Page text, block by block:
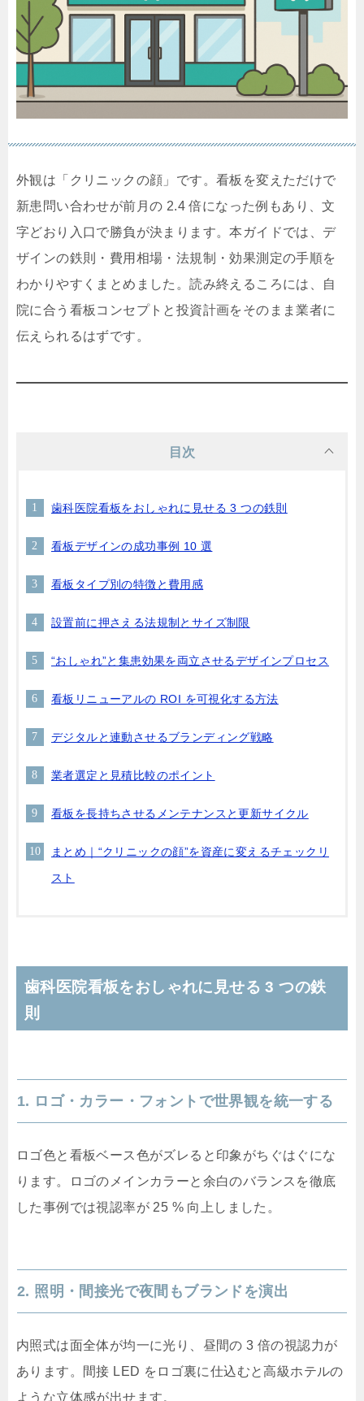
外観は「クリニックの顔」です。看板を変えただけで
新患問い合わせが前月の 2.4 倍になった例もあり、文
字どおり入口で勝負が決まります。本ガイドでは、デ
ザインの鉄則・費用相場・法規制・効果測定の手順を
わかりやすくまとめました。読み終えるころには、自
院に合う看板コンセプトと投資計画をそのまま業者に
伝えられるはずです。
目次
歯科医院看板をおしゃれに見せる 3 つの鉄則
看板デザインの成功事例 10 選
看板タイプ別の特徴と費用感
設置前に押さえる法規制とサイズ制限
“おしゃれ”と集患効果を両立させるデザインプロセス
看板リニューアルの ROI を可視化する方法
デジタルと連動させるブランディング戦略
業者選定と見積比較のポイント
看板を長持ちさせるメンテナンスと更新サイクル
まとめ｜“クリニックの顔”を資産に変えるチェックリ
スト
歯科医院看板をおしゃれに見せる 3 つの鉄
則
1. ロゴ・カラー・フォントで世界観を統一する
ロゴ色と看板ベース色がズレると印象がちぐはぐにな
ります。ロゴのメインカラーと余白のバランスを徹底
した事例では視認率が 25 % 向上しました。
2. 照明・間接光で夜間もブランドを演出
内照式は面全体が均一に光り、昼間の 3 倍の視認力が
あります。間接 LED をロゴ裏に仕込むと高級ホテルの
ような立体感が出せます。